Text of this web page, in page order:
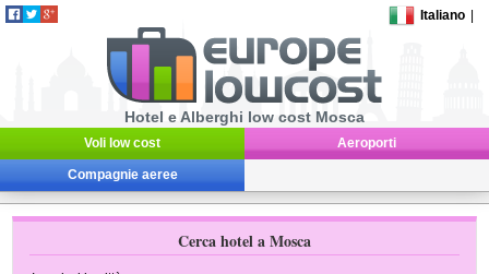
Italiano
Hotel e Alberghi low cost Mosca
Voli low cost Aeroporti
Compagnie aeree
Cerca hotel a Mosca